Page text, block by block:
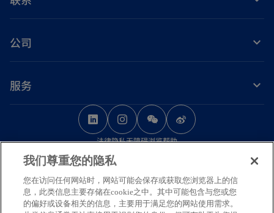
公司
服务
o
p
e
n
s
i
o
p
e
s
i
o
e
s
i
法律隐私无障碍浏览帮助
© 2026 毕马威华振会计师事务所（特殊普通合伙） — 中国合伙制会计师事务
所，毕马威企业咨询（中国）有限公司 — 中国有限责任公司，毕马威会计师事
务所 — 澳门特别行政区合伙制事务所，及毕马威会计师事务所 — 香港特别行
政区合伙制事务所，均是与毕马威国际有限公司（英国私营担保有限公司）相
我们尊重您的隐私
您在访问任何网站时，网站可能会保存或获取您浏览器上的信
息，此类信息主要存储在cookie之中。其中可能包含与您或您
的偏好或设备相关的信息，主要用于满足您的网站使用需求。